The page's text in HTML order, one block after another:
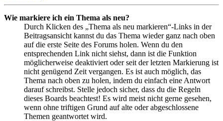
Wie markiere ich ein Thema als neu?
Durch Klicken des „Thema als neu markieren“-Links in der
Beitragsansicht kannst du das Thema wieder ganz nach oben
auf die erste Seite des Forums holen. Wenn du den
entsprechenden Link nicht siehst, dann ist die Funktion
möglicherweise deaktiviert oder seit der letzten Markierung ist
nicht genügend Zeit vergangen. Es ist auch möglich, das
Thema nach oben zu holen, indem du einfach eine Antwort
darauf schreibst. Stelle jedoch sicher, dass du die Regeln
dieses Boards beachtest! Es wird meist nicht gerne gesehen,
wenn ohne triftigen Grund auf alte oder abgeschlossene
Themen geantwortet wird.